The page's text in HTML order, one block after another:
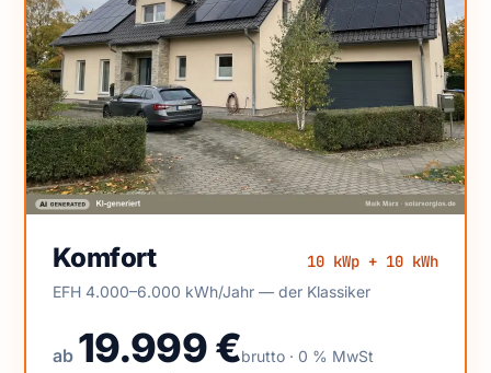
— der Klassiker
Komfort 10 kWp + 10 kWh
EFH 4.000–6.000 kWh/Jahr — der Klassiker
ab 19.999 €brutto · 0 % MwSt